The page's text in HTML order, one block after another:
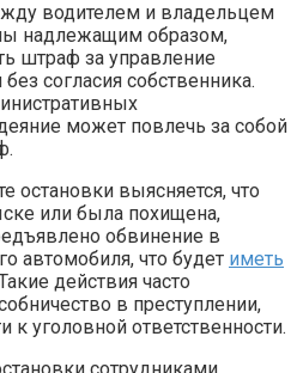
водителем и владельцем
надлежащим образом,
штраф за управление
согласия собственника.
может повлечь за собой
остановки выясняется, что
или была похищена,
обвинение в
автомобиля, что будет иметь
действия часто
в преступлении,
к уголовной ответственности.